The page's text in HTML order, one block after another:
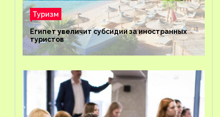
Туризм
Египет увеличит субсидии за иностранных
туристов